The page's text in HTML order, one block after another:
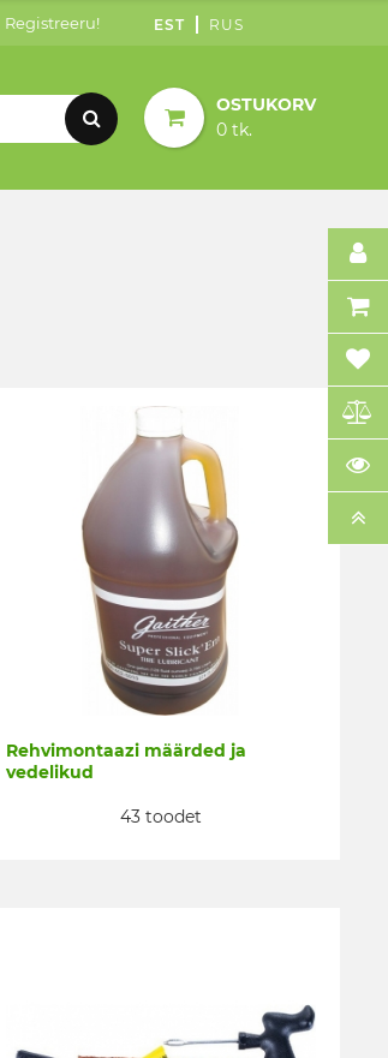
Registreeru! EST RUS
OSTUKORV
0 tk.
Rehvimontaazi määrded ja
vedelikud
43 toodet